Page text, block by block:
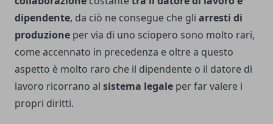
dipendente, da ciò ne consegue che gli arresti di
produzione per via di uno sciopero sono molto rari,
come accennato in precedenza e oltre a questo
aspetto è molto raro che il dipendente o il datore di
lavoro ricorrano al sistema legale per far valere i
propri diritti.